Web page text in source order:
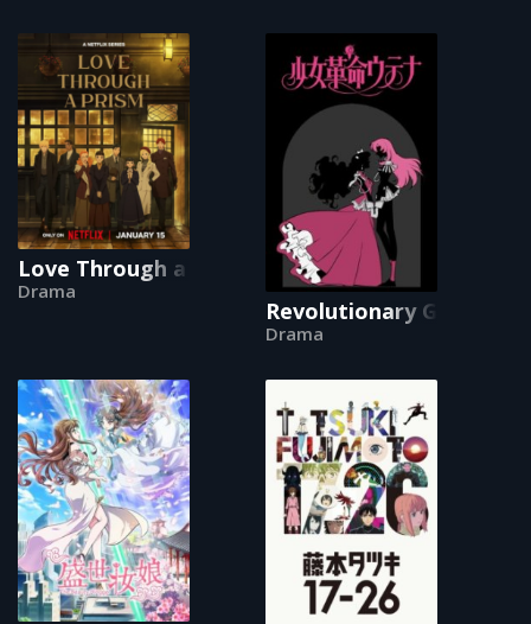
Love Through a Prism
Drama
Revolutionary Girl Utena
Drama